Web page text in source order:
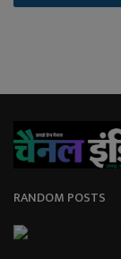
RANDOM POSTS